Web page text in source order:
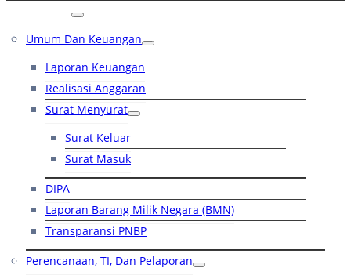
Umum Dan Keuangan
Laporan Keuangan
Realisasi Anggaran
Surat Menyurat
Surat Keluar
Surat Masuk
DIPA
Laporan Barang Milik Negara (BMN)
Transparansi PNBP
Perencanaan, TI, Dan Pelaporan